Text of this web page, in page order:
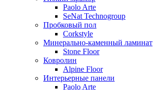
Paolo Arte
SeNat Technogroup
Пробковый пол
Corkstyle
Минерально-каменный ламинат
Stone Floor
Ковролин
Alpine Floor
Интерьерные панели
Paolo Arte